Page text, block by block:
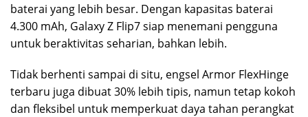
baterai yang lebih besar. Dengan kapasitas baterai
4.300 mAh, Galaxy Z Flip7 siap menemani pengguna
untuk beraktivitas seharian, bahkan lebih.
Tidak berhenti sampai di situ, engsel Armor FlexHinge
terbaru juga dibuat 30% lebih tipis, namun tetap kokoh
dan fleksibel untuk memperkuat daya tahan perangkat